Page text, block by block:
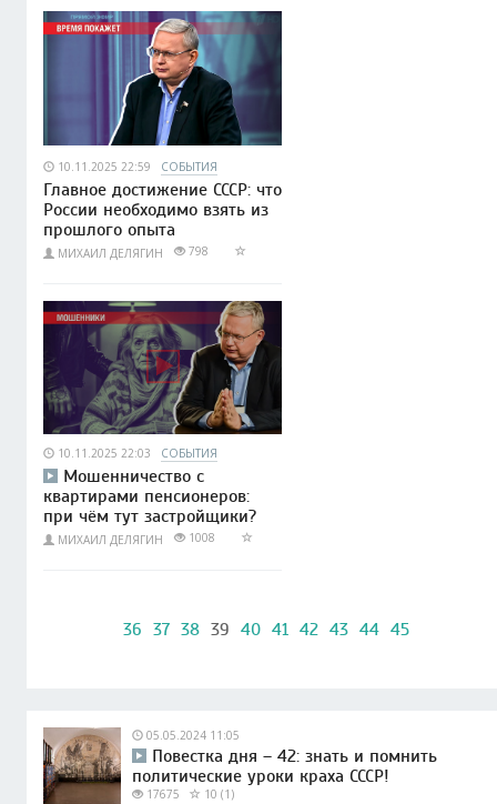
10.11.2025 22:59 СОБЫТИЯ
Главное достижение СССР: что
России необходимо взять из
прошлого опыта
МИХАИЛ ДЕЛЯГИН 798
10.11.2025 22:03 СОБЫТИЯ
Мошенничество с
квартирами пенсионеров:
при чём тут застройщики?
МИХАИЛ ДЕЛЯГИН 1008
36 37 38 39 40 41 42 43 44 45
05.05.2024 11:05
Повестка дня – 42: знать и помнить
политические уроки краха СССР!
17675 10 (1)